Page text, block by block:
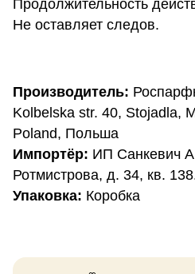
Продолжительность
Не оставляет следов.
Производитель:
Kolbelska str. 40, Stojadla,
Poland, Польша
Импортёр: ИП Санкевич
Ротмистрова, д. 34, кв.
Упаковка: Коробка